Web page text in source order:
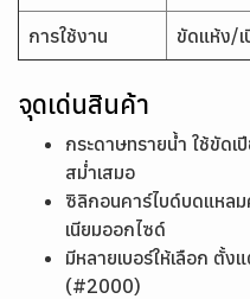
การใช้งาน ขัดแห้ง/เ
จุดเด่นสินค้า
กระดาษทรายน้ำ ใช้ขัดเ
สม่ำเสมอ
ซิลิกอนคาร์ไบด์บดแหลม
เนียมออกไซด์
มีหลายเบอร์ให้เลือก ตั้
(#2000)